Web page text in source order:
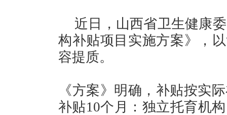
近日，山西省卫生健康
构补贴项目实施方案》，
容提质。
《方案》明确，补贴按实
补贴10个月：独立托育机